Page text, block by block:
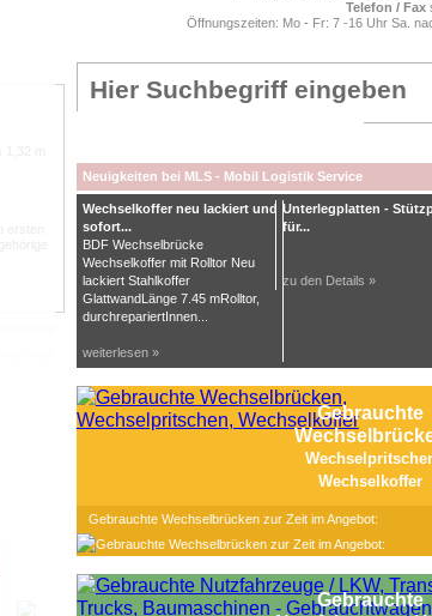
Telefon / Fax
Öffnungszeiten: Mo - Fr: 7 -16 Uhr Sa.
Neuigkeiten bei MLS - Mobil Logistik Service
Wechselkoffer neu lackiert und
sofort...
BDF Wechselbrücke
Wechselkoffer mit Rolltor Neu
lackiert Stahlkoffer
GlattwandLänge 7.45 mRolltor,
durchrepariertInnen...
weiterlesen »
Unterlegplatten -
für...
zu den Details »
Gebrauchte
Wechselkoffer
Gebrauchte Wechselbrücken zur Zeit im Angebot:
Gebrauchte